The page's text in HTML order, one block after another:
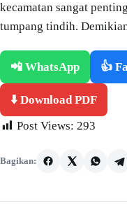
kecamatan sangat
tumpang tindih.
📲 WhatsApp 👍
⬇️ Download PDF
Post Views: 293
Bagikan: